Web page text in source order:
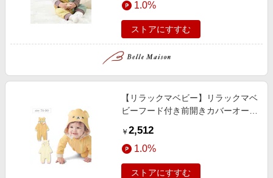
1.0%
ストアにすすむ
【リラックマベビー】リラックマベ
ビーフード付き前開きカバーオール
￥ 2,512
1.0%
ストアにすすむ